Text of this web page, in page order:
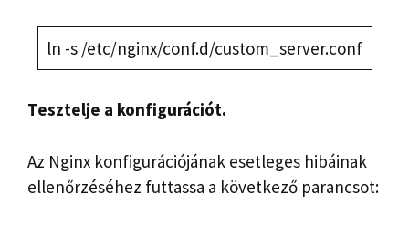
ln -s /etc/nginx/conf.d/custom_server.conf
Tesztelje a konfigurációt.
Az Nginx konfigurációjának esetleges hibáinak
ellenőrzéséhez futtassa a következő parancsot: